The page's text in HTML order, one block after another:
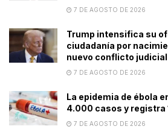
7 DE AGOSTO DE 2026
Trump intensifica su
ciudadanía por
nuevo conflicto judicial
7 DE AGOSTO DE 2026
La epidemia de ébola
4.000 casos y registra
7 DE AGOSTO DE 2026